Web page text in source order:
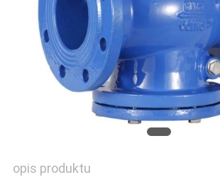
opis produktu